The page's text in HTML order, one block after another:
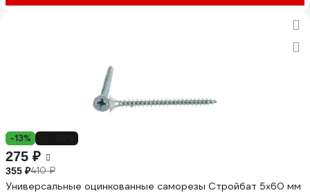
-13%
275 ₽
355 ₽410 ₽
Универсальные оцинкованные саморезы Стройбат 5х60 мм